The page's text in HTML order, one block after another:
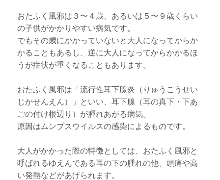
おたふく風邪は３〜４歳、あるいは５〜９歳くらい
の子供がかかりやすい病気です。
でもその歳にかかっていないと大人になってからか
かることもあるし、逆に大人になってからかかるほ
うが症状が重くなることもあります。
おたふく風邪は「流行性耳下腺炎（りゅうこうせい
じかせんえん）」といい、耳下腺（耳の真下・下あ
ごの付け根辺り）が腫れあがる病気。
原因はムンプスウイルスの感染によるものです。
大人がかかった際の特徴としては、おたふく風邪と
呼ばれるゆえんである耳の下の腫れの他、頭痛や高
い発熱などがあげられます。